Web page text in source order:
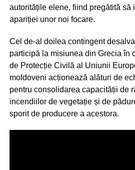
autoritățile elene, fiind pregătită să
apariției unor noi focare.
Cel de-al doilea contingent
participă la misiunea din Grecia în
de Protecție Civilă al Uniunii
moldoveni acționează alături de
pentru consolidarea capacității de
incendiilor de vegetație și de
sporit de producere a acestora.